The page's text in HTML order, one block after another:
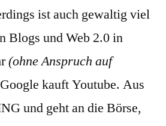
ist auch gewaltig viel
Blogs und Web 2.0 in
(ohne Anspruch auf
kauft Youtube. Aus
und geht an die Börse,